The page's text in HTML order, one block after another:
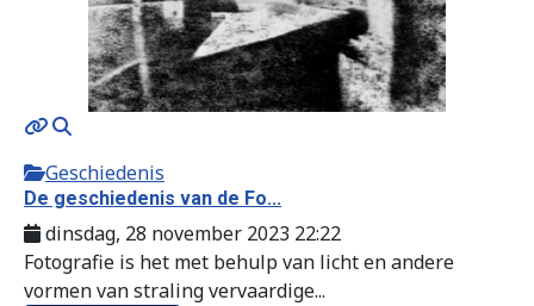
Geschiedenis
De geschiedenis van de Fo...
dinsdag, 28 november 2023 22:22
Fotografie is het met behulp van licht en andere
vormen van straling vervaardige...